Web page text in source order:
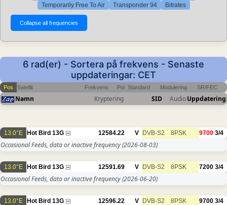
Temporarily Free To Air
Transponder 94 Bitrates
6 rad(er) - Sortera på frekvens - Senaste
uppdateringar: CET
Pos Satellit Frekvens Pol Standard Modulering SR/FEC
Namn Kryptering SID AudioUppdatering
13.0°E Hot Bird 13G 12584.22 V DVB-S2 8PSK 9700 3/4
Occasional Feeds, data or inactive frequency(2026-08-03)
13.0°E Hot Bird 13G 12591.69 V DVB-S2 8PSK 7200 3/4
Occasional Feeds, data or inactive frequency(2026-06-20)
13.0°E Hot Bird 13G 12596.22 V DVB-S2 8PSK 9700 3/4